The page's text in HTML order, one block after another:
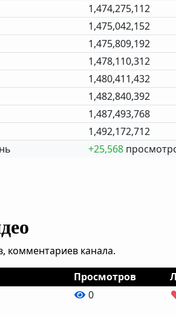
1,474,275,112
1,475,042,152
1,475,809,192
1,478,110,312
1,480,411,432
1,482,840,392
1,487,493,768
1,492,172,712
+25,568
комментариев канала.
Просмотров
0